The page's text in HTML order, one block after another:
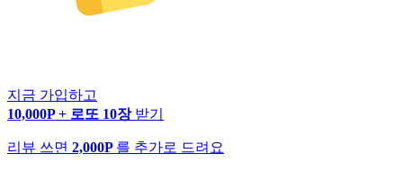
지금 가입하고
10,000P + 로또 10장 받기
리뷰 쓰면 2,000P 를 추가로 드려요